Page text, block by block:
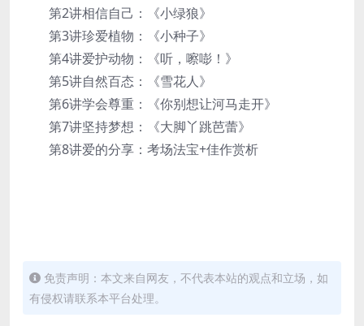
第2讲相信自己：《小绿狼》
第3讲珍爱植物：《小种子》
第4讲爱护动物：《听，嚓嘭！》
第5讲自然百态：《雪花人》
第6讲学会尊重：《你别想让河马走开》
第7讲坚持梦想：《大脚丫跳芭蕾》
第8讲爱的分享：考场法宝+佳作赏析
免责声明：本文来自网友，不代表本站的观点和立场，如
有侵权请联系本平台处理。